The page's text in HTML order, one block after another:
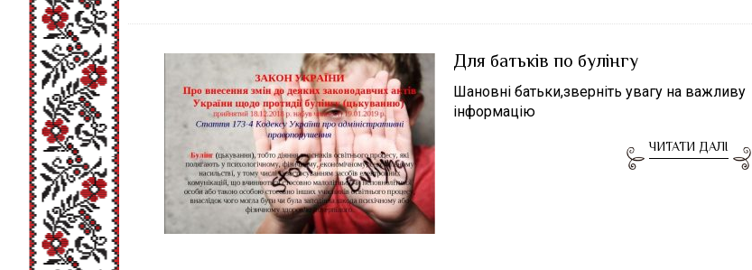
Для батьків по булінгу
Шановні батьки,зверніть увагу на важливу
інформацію
ЧИТАТИ ДАЛІ